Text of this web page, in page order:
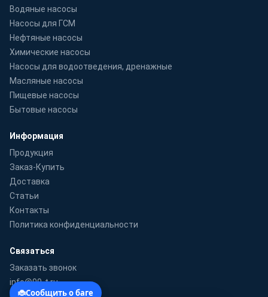
Водяные насосы
Насосы для ГСМ
Нефтяные насосы
Химические насосы
Насосы для водоотведения, дренажные
Масляные насосы
Пищевые насосы
Бытовые насосы
Информация
Продукция
Заказ-Купить
Доставка
Статьи
Контакты
Политика конфиденциальности
Связаться
Заказать звонок
info@99-t.ru